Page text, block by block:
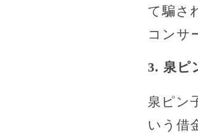
て騙さ
コンサ
3. 泉ピ
泉ピン
いう借